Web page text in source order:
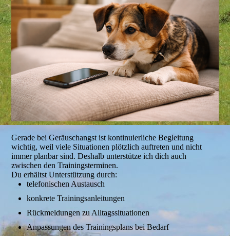
Gerade bei Geräuschangst ist kontinuierliche Begleitung
wichtig, weil viele Situationen plötzlich auftreten und nicht
immer planbar sind. Deshalb unterstütze ich dich auch
zwischen den Trainingsterminen.
Du erhältst Unterstützung durch:
telefonischen Austausch
konkrete Trainingsanleitungen
Rückmeldungen zu Alltagssituationen
Anpassungen des Trainingsplans bei Bedarf